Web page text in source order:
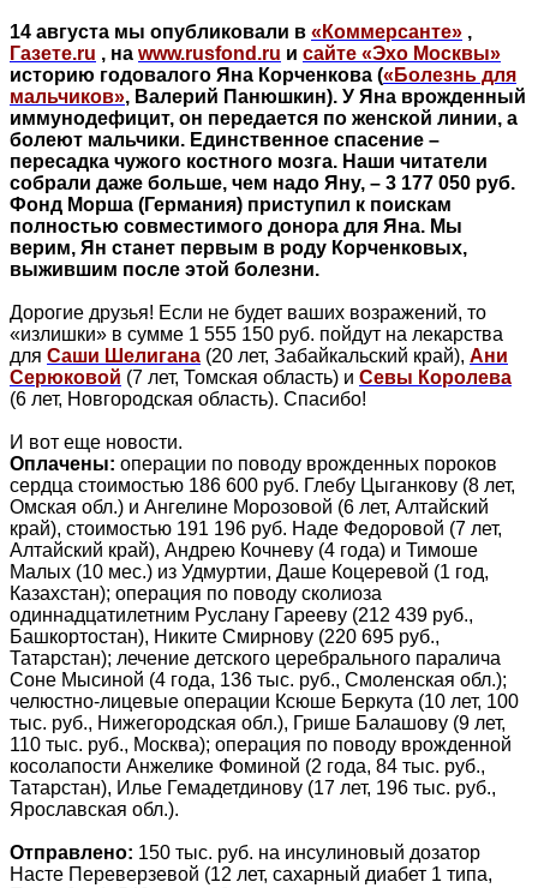
14 августа мы опубликовали в «Коммерсанте» ,
Газете.ru , на www.rusfond.ru и сайте «Эхо Москвы»
историю годовалого Яна Корченкова («Болезнь для
мальчиков», Валерий Панюшкин). У Яна врожденный
иммунодефицит, он передается по женской линии, а
болеют мальчики. Единственное спасение –
пересадка чужого костного мозга. Наши читатели
собрали даже больше, чем надо Яну, – 3 177 050 руб.
Фонд Морша (Германия) приступил к поискам
полностью совместимого донора для Яна. Мы
верим, Ян станет первым в роду Корченковых,
выжившим после этой болезни.
Дорогие друзья! Если не будет ваших возражений, то
«излишки» в сумме 1 555 150 руб. пойдут на лекарства
для Саши Шелигана (20 лет, Забайкальский край), Ани
Серюковой (7 лет, Томская область) и Севы Королева
(6 лет, Новгородская область). Спасибо!
И вот еще новости.
Оплачены: операции по поводу врожденных пороков
сердца стоимостью 186 600 руб. Глебу Цыганкову (8 лет,
Омская обл.) и Ангелине Морозовой (6 лет, Алтайский
край), стоимостью 191 196 руб. Наде Федоровой (7 лет,
Алтайский край), Андрею Кочневу (4 года) и Тимоше
Малых (10 мес.) из Удмуртии, Даше Коцеревой (1 год,
Казахстан); операция по поводу сколиоза
одиннадцатилетним Руслану Гарееву (212 439 руб.,
Башкортостан), Никите Смирнову (220 695 руб.,
Татарстан); лечение детского церебрального паралича
Соне Мысиной (4 года, 136 тыс. руб., Смоленская обл.);
челюстно-лицевые операции Ксюше Беркута (10 лет, 100
тыс. руб., Нижегородская обл.), Грише Балашову (9 лет,
110 тыс. руб., Москва); операция по поводу врожденной
косолапости Анжелике Фоминой (2 года, 84 тыс. руб.,
Татарстан), Илье Гемадетдинову (17 лет, 196 тыс. руб.,
Ярославская обл.).
Отправлено: 150 тыс. руб. на инсулиновый дозатор
Насте Переверзевой (12 лет, сахарный диабет 1 типа,